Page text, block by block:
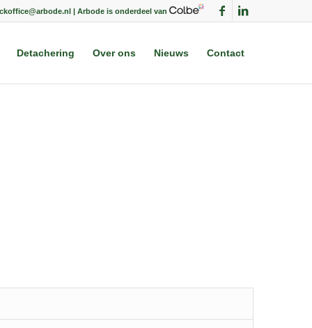
| Arbode is onderdeel van
Detachering Over ons Nieuws Contact